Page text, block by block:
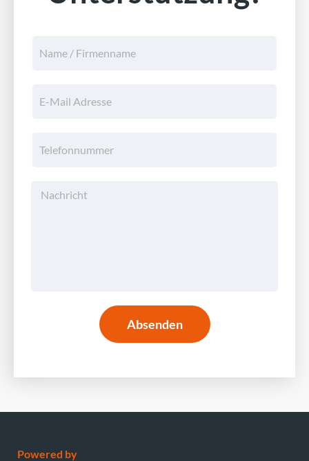
Absenden
Powered by